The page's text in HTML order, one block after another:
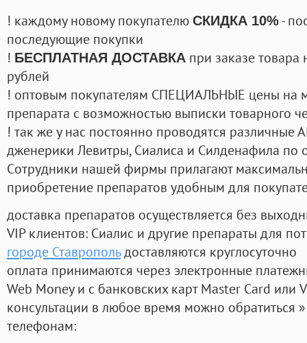
! каждому новому покупателю СКИДКА 10%-
последующие покупки
! БЕСПЛАТНАЯ ДОСТАВКА при заказе
рублей
! оптовым покупателям СПЕЦИАЛЬНЫЕ цены на
препарата с возможностью выписки товарного
! так же у нас постоянно проводятся
дженерики Левитры, Сиалиса и Силденафила по
Cотрудники нашей фирмы прилагают
приобретение препаратов удобным для
доставка препаратов осуществляется без
VIP клиентов: Сиалис и другие препараты для
городе Ставропольдоставляются круглосуточно
оплата принимаются через электронные
Web Money и с банковских карт Master Card или
консультации в любое время можно обратиться
телефонам: